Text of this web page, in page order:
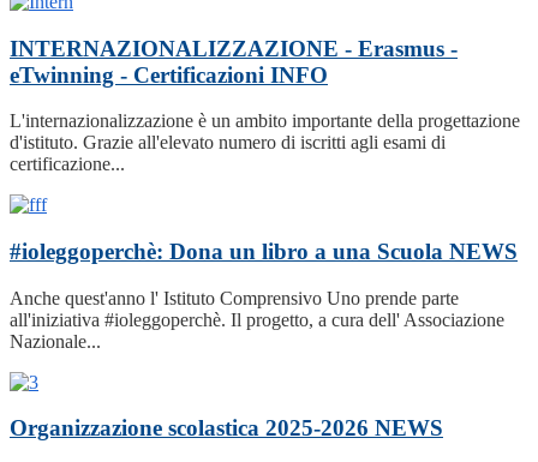
INTERNAZIONALIZZAZIONE - Erasmus -
eTwinning - Certificazioni INFO
L'internazionalizzazione è un ambito importante della progettazione
d'istituto. Grazie all'elevato numero di iscritti agli esami di
certificazione...
#ioleggoperchè: Dona un libro a una Scuola NEWS
Anche quest'anno l' Istituto Comprensivo Uno prende parte
all'iniziativa #ioleggoperchè. Il progetto, a cura dell' Associazione
Nazionale...
Organizzazione scolastica 2025-2026 NEWS